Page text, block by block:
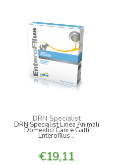
DRN Specialist
DRN Specialist Linea Animali
Domestici Cani e Gatti
Enterofilus...
19,11